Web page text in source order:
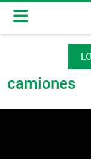
Madrid renueva a
camiones